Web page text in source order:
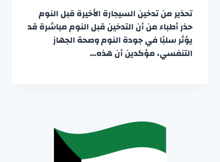
تحذير من تدخين السيجارة الأخيرة قبل النوم
حذر أطباء من أن التدخين قبل النوم مباشرة قد
يؤثر سلبًا في جودة النوم وصحة الجهاز
التنفسي، مؤكدين أن هذه…